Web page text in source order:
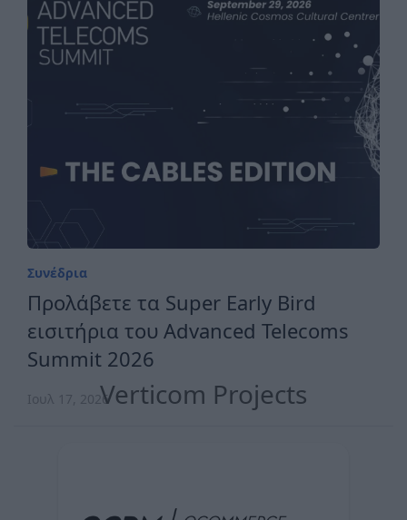
Συνέδρια
Προλάβετε τα Super Early Bird
εισιτήρια του Advanced Telecoms
Summit 2026
Ιουλ 17, 2026Verticom Projects